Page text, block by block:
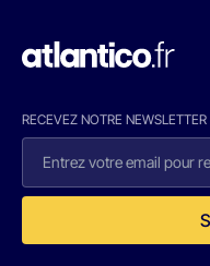
RECEVEZ NOTRE NEWSLETTER